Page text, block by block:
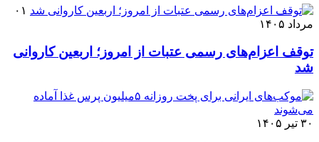
۰۱
مرداد ۱۴۰۵
توقف اعزام‌‌های رسمی عتبات از امروز؛ اربعین کاروانی
شد
۳۰ تیر ۱۴۰۵